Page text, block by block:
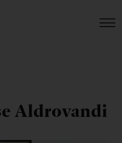
Aldrovandi